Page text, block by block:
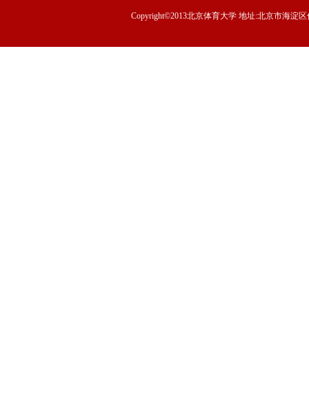
Copyright©2013北京体育大学 地址:北京市海淀